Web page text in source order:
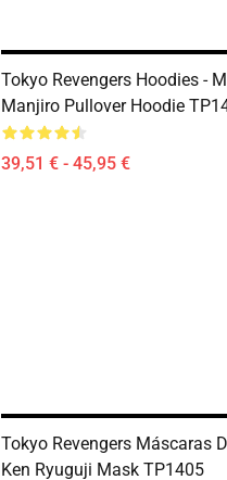
Tokyo Revengers Hoodies -
Manjiro Pullover Hoodie
39,51 € - 45,95 €
Tokyo Revengers Máscaras
Ken Ryuguji Mask TP1405